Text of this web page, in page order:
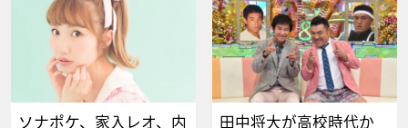
ソナポケ、家入レオ、内
田中将大が高校時代か